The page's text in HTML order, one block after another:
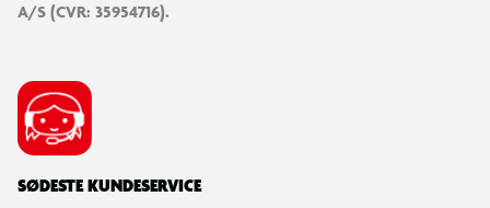
A/S (CVR: 35954716).
SØDESTE KUNDESERVICE